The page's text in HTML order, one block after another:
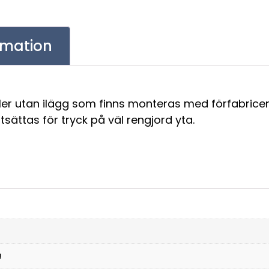
utan ilägg som finns monteras med
för tryck på väl rengjord yta.